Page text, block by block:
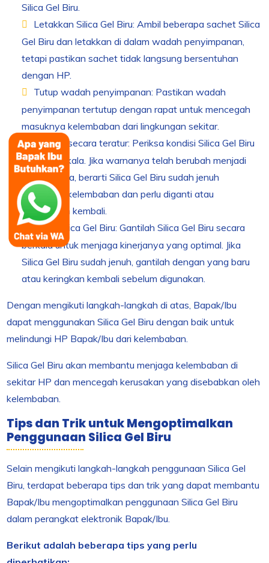
Silica Gel Biru.
Letakkan Silica Gel Biru: Ambil beberapa sachet Silica
Gel Biru dan letakkan di dalam wadah penyimpanan,
tetapi pastikan sachet tidak langsung bersentuhan
dengan HP.
Tutup wadah penyimpanan: Pastikan wadah
penyimpanan tertutup dengan rapat untuk mencegah
masuknya kelembaban dari lingkungan sekitar.
Periksa secara teratur: Periksa kondisi Silica Gel Biru
secara berkala. Jika warnanya telah berubah menjadi
merah muda, berarti Silica Gel Biru sudah jenuh
menyerap kelembaban dan perlu diganti atau
dikeringkan kembali.
Ganti Silica Gel Biru: Gantilah Silica Gel Biru secara
berkala untuk menjaga kinerjanya yang optimal. Jika
Silica Gel Biru sudah jenuh, gantilah dengan yang baru
atau keringkan kembali sebelum digunakan.
Dengan mengikuti langkah-langkah di atas, Bapak/Ibu
dapat menggunakan Silica Gel Biru dengan baik untuk
melindungi HP Bapak/Ibu dari kelembaban.
Silica Gel Biru akan membantu menjaga kelembaban di
sekitar HP dan mencegah kerusakan yang disebabkan oleh
kelembaban.
Tips dan Trik untuk Mengoptimalkan
Penggunaan Silica Gel Biru
Selain mengikuti langkah-langkah penggunaan Silica Gel
Biru, terdapat beberapa tips dan trik yang dapat membantu
Bapak/Ibu mengoptimalkan penggunaan Silica Gel Biru
dalam perangkat elektronik Bapak/Ibu.
Berikut adalah beberapa tips yang perlu